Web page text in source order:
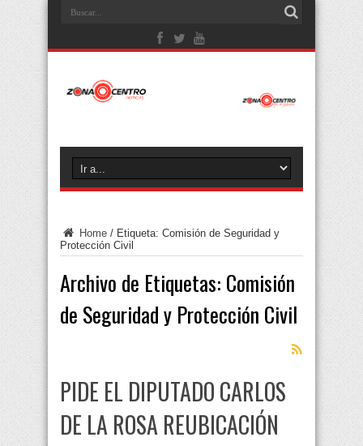
Home / Etiqueta: Comisión de Seguridad y
Protección Civil
Archivo de Etiquetas: Comisión
de Seguridad y Protección Civil
PIDE EL DIPUTADO CARLOS
DE LA ROSA REUBICACIÓN